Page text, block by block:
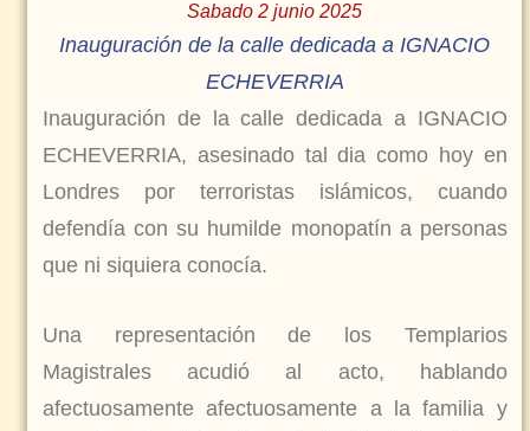
Sabado 2 junio 2025
Inauguración de la calle dedicada a IGNACIO
ECHEVERRIA
Inauguración de la calle dedicada a IGNACIO
ECHEVERRIA, asesinado tal dia como hoy en
Londres por terroristas islámicos, cuando
defendía con su humilde monopatín a personas
que ni siquiera conocía.
Una representación de los Templarios
Magistrales acudió al acto, hablando
afectuosamente afectuosamente a la familia y